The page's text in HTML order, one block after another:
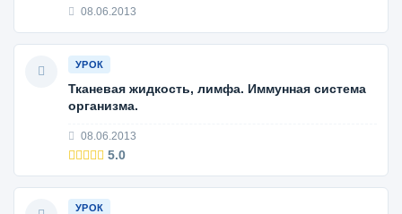
08.06.2013
УРОК
Тканевая жидкость, лимфа. Иммунная система
организма.
08.06.2013
5.0
УРОК